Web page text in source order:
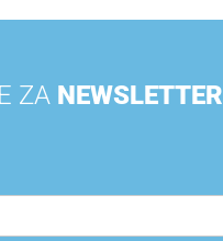
ZANEWSLETTER